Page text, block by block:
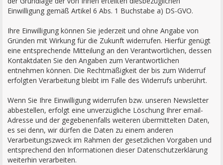
Einwilligung gemäß Artikel 6 Abs. 1 Buchstabe a) DS-GVO.
Ihre Einwilligung können Sie jederzeit und ohne Angabe von
Gründen mit Wirkung für die Zukunft widerrufen. Hierfür genügt
eine entsprechende Mitteilung an den Verantwortlichen, dessen
Kontaktdaten Sie den Angaben zum Verantwortlichen
entnehmen können. Die Rechtmäßigkeit der bis zum Widerruf
erfolgten Verarbeitung bleibt im Falle des Widerrufs unberührt.
Wenn Sie Ihre Einwilligung widerrufen bzw. unseren Newsletter
abbestellen, erfolgt eine unverzügliche Löschung Ihrer email-
Adresse und der gegebenenfalls weiteren übermittelten Daten,
es sei denn, wir dürfen die Daten zu einem anderen
Verarbeitungszweck im Rahmen der gesetzlichen Vorgaben und
entsprechend den Informationen dieser Datenschutzerklärung
weiterhin verarbeiten.